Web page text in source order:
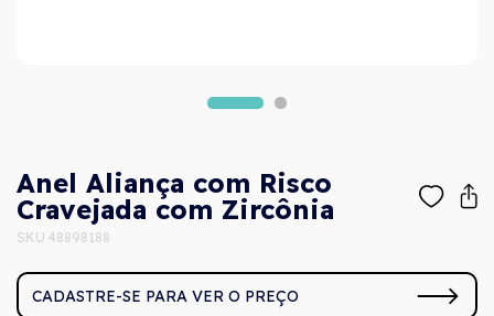
Anel Aliança com Risco
Cravejada com Zircônia
SKU 48898188
CADASTRE-SE PARA VER O PREÇO